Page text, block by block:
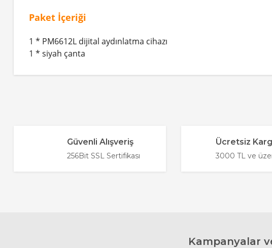
Paket İçeriği
1 * PM6612L dijital aydınlatma cihazı
1 * siyah çanta
Ürün açıklamasında eksik bilgiler bulunuyor.
Güvenli Alışveriş
256Bit SSL Sertifikası
Ücretsiz
3000 TL ve
Kampanyalar